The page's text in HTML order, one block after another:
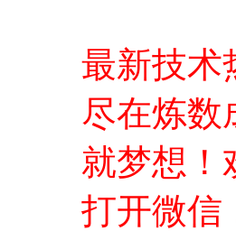
最新技术
尽在炼数
就梦想！
打开微信